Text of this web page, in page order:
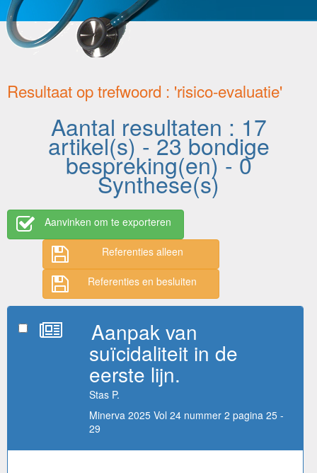
Resultaat op trefwoord : 'risico-evaluatie'
Aantal resultaten : 17
artikel(s) - 23 bondige
bespreking(en) - 0
Synthese(s)
Aanvinken om te exporteren
Referenties alleen
Referenties en besluiten
Aanpak van
suïcidaliteit in de
eerste lijn.
Stas P.
Minerva 2025 Vol 24 nummer 2 pagina 25 -
29